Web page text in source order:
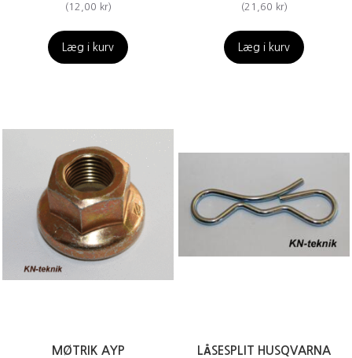
(12,00 kr)
Læg i kurv
(21,60 kr)
Læg i kurv
MØTRIK AYP LÅSESPLIT HUSQVARNA